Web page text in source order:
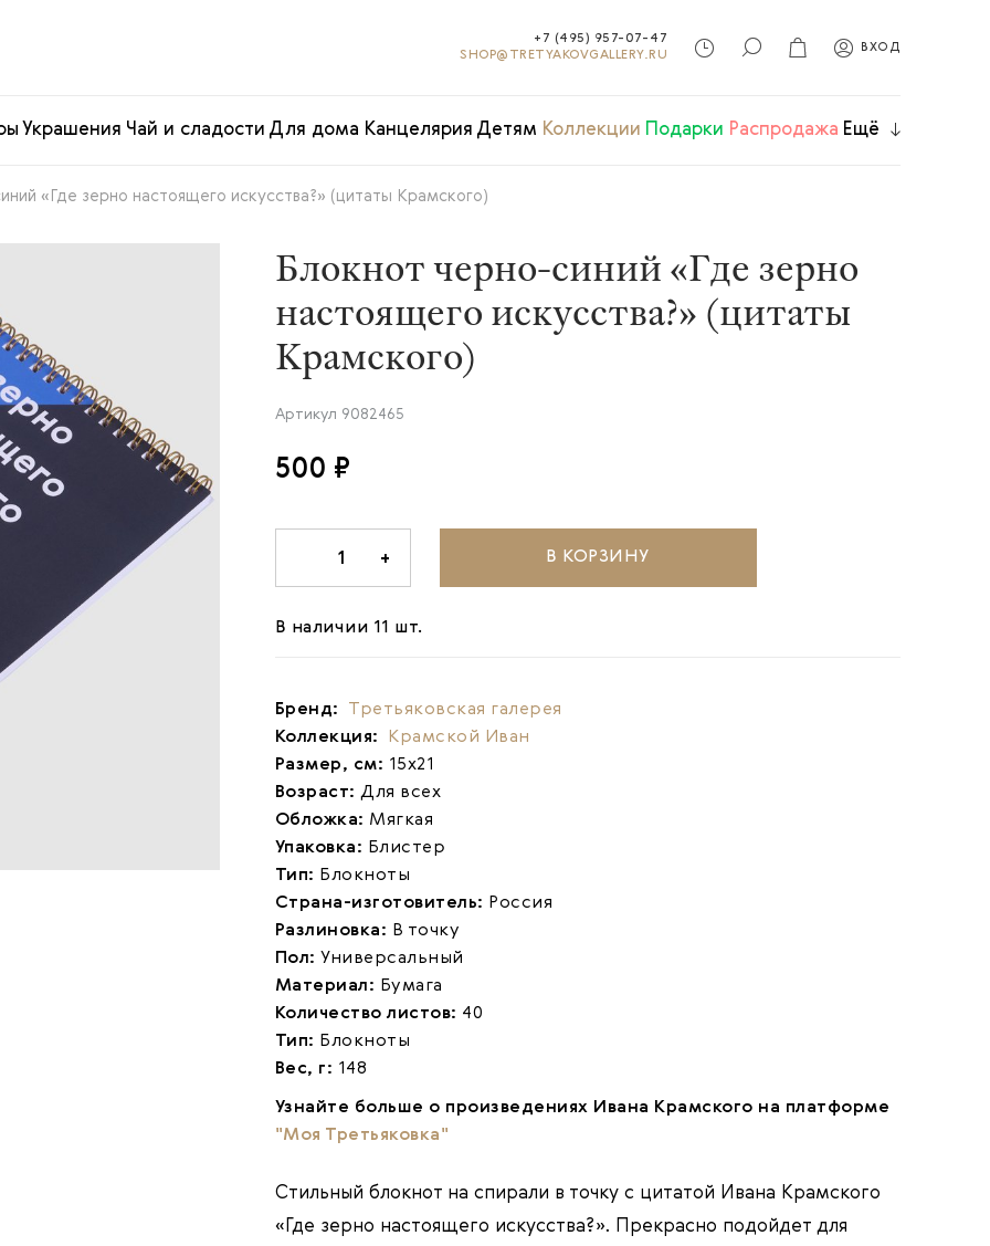
+7 (495) 957-07-47
SHOP@TRETYAKOVGALLERY.RU
ВХОД
Украшения Чай и сладости Для дома Канцелярия Детям Коллекции Подарки Распродажа Ещё
«Где зерно настоящего искусства?» (цитаты Крамского)
Блокнот черно-синий «Где зерно
настоящего искусства?» (цитаты
Крамского)
Артикул 9082465
500 ₽
1 + В КОРЗИНУ
В наличии 11 шт.
Бренд: Третьяковская галерея
Коллекция:
Крамской Иван
Размер, см: 15х21
Возраст:Для всех
Обложка: Мягкая
Упаковка: Блистер
Тип: Блокноты
Страна-изготовитель: Россия
Разлиновка: В точку
Пол: Универсальный
Материал: Бумага
Количество листов: 40
Тип: Блокноты
Вес, г: 148
Узнайте больше о произведениях Ивана Крамского на платформе
"Моя Третьяковка"
Стильный блокнот на спирали в точку с цитатой Ивана Крамского
«Где зерно настоящего искусства?». Прекрасно подойдет для